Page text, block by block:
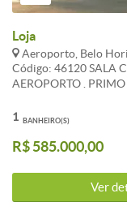
Loja
Aeroporto, Belo
Código: 46120 SALA
AEROPORTO .
DUPLO .
BANHEIRO(S)
1
R$ 585.000,00
Ver